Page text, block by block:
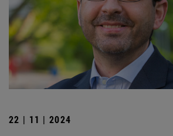
22 | 11 | 2024